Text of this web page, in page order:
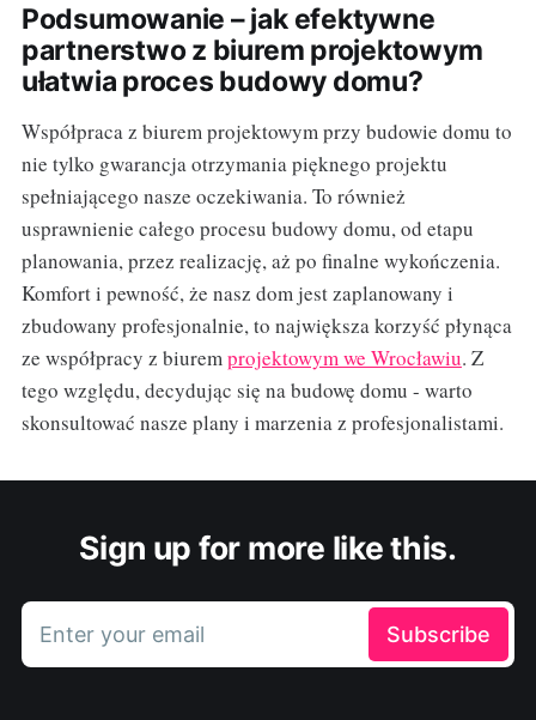
Podsumowanie – jak efektywne
partnerstwo z biurem projektowym
ułatwia proces budowy domu?
Współpraca z biurem projektowym przy budowie domu to
nie tylko gwarancja otrzymania pięknego projektu
spełniającego nasze oczekiwania. To również
usprawnienie całego procesu budowy domu, od etapu
planowania, przez realizację, aż po finalne wykończenia.
Komfort i pewność, że nasz dom jest zaplanowany i
zbudowany profesjonalnie, to największa korzyść płynąca
ze współpracy z biuremprojektowym we Wrocławiu. Z
tego względu, decydując się na budowę domu - warto
skonsultować nasze plany i marzenia z profesjonalistami.
Sign up for more like this.
Enter your email Subscribe